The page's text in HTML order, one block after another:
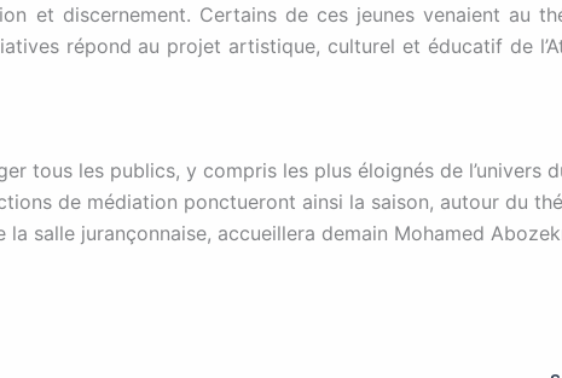
et discernement. Certains de ces jeunes venaient au
répond au projet artistique, culturel et éducatif de
tous les publics, y compris les plus éloignés de l’univers
de médiation ponctueront ainsi la saison, autour du
salle jurançonnaise, accueillera demain Mohamed